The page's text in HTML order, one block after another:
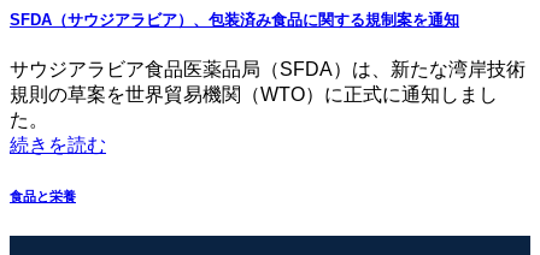
SFDA（サウジアラビア）、包装済み食品に関する規制案を通知
サウジアラビア食品医薬品局（SFDA）は、新たな湾岸技術
規則の草案を世界貿易機関（WTO）に正式に通知しまし
た。
続きを読む
食品と栄養